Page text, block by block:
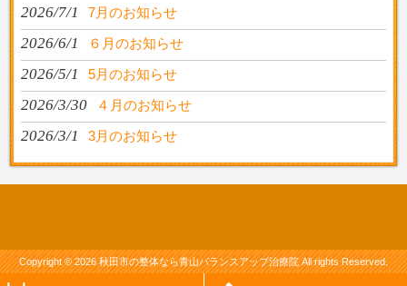
2026/7/1 7月のお知らせ
2026/6/1 ６月のお知らせ
2026/5/1 5月のお知らせ
2026/3/30 ４月のお知らせ
2026/3/1 3月のお知らせ
Copyright © 2026秋田市の整体なら青山バランスアップ治療院All rights Reserved.